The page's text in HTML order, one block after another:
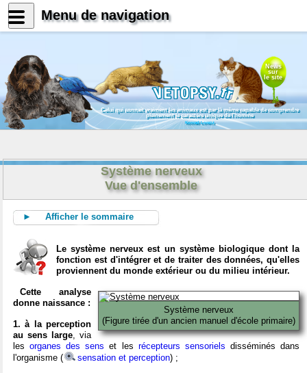
News
sur
le site
Celui qui connait vraiment les animaux est par là même capable de comprendre
pleinement le caractère unique de l'homme
Konrad Lorenz
Système nerveux
Vue d'ensemble
► Afficher le sommaire
Le système nerveux est un système biologique dont la
fonction est d'intégrer et de traiter des données, qu'elles
proviennent du monde extérieur ou du milieu intérieur.
Système nerveux
(Figure tirée d'un ancien manuel d'école primaire)
Cette analyse
donne naissance :
1. à la perception
au sens large, via
lesorganes des sens et les récepteurs sensoriels disséminés dans
l'organisme (
sensation et perception) ;
Menu de navigation